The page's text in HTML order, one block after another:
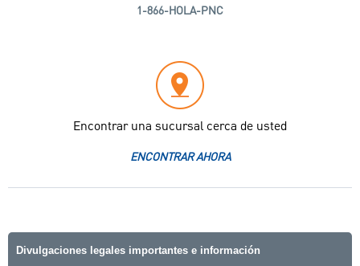
1-866-HOLA-PNC
Encontrar una sucursal cerca de usted
ENCONTRAR AHORA
Divulgaciones legales importantes e información